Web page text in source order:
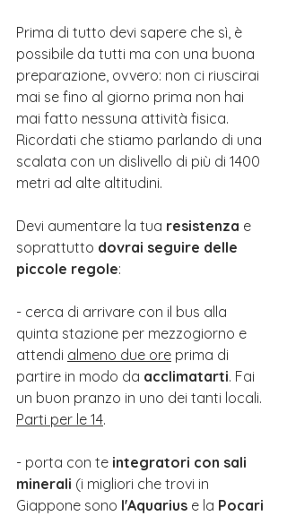
Prima di tutto devi sapere che sì, è
possibile da tutti ma con una buona
preparazione, ovvero: non ci riuscirai
mai se fino al giorno prima non hai
mai fatto nessuna attività fisica.
Ricordati che stiamo parlando di una
scalata con un dislivello di più di 1400
metri ad alte altitudini.
Devi aumentare la tua resistenza e
soprattutto dovrai seguire delle
piccole regole:
- cerca di arrivare con il bus alla
quinta stazione per mezzogiorno e
attendi almeno due ore prima di
partire in modo da acclimatarti. Fai
un buon pranzo in uno dei tanti locali.
Parti per le 14.
- porta con te integratori con sali
minerali (i migliori che trovi in
Giappone sono l'Aquarius e la Pocari